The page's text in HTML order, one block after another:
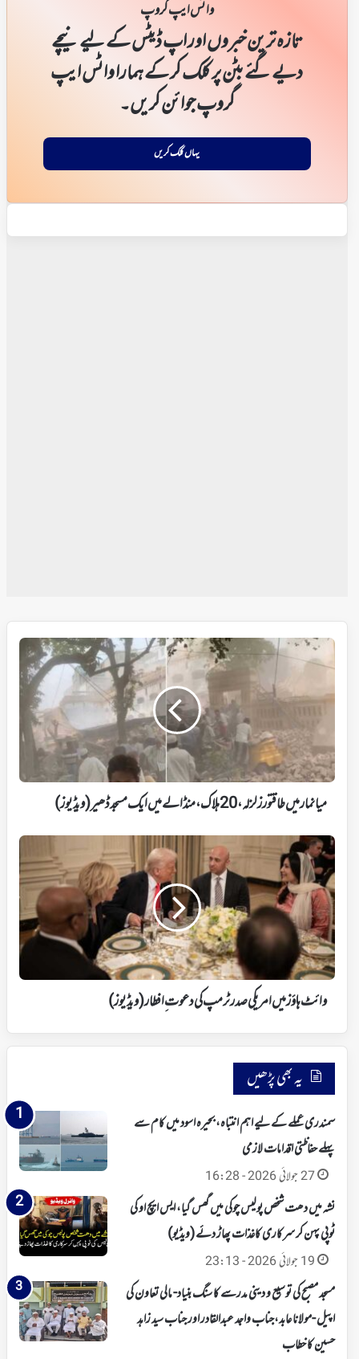
واٹس ایپ گروپ
تازہ ترین خبروں اور اپ ڈیٹس کے لیے نیچے
دیے گئے بٹن پر کلک کر کے ہمارا واٹس ایپ
گروپ جوائن کریں۔
یہاں کلک کریں
میانمار
میں
زلزلہ،
ہلاک،
منڈالے
میں
ایک
مسجد
ڈھیر
(ویڈیوز)
میانمار میں طاقتور زلزلہ، 20 ہلاک، منڈالے میں ایک مسجد ڈھیر (ویڈیوز)
وائٹ
ہاؤز
میں
امریکی
صدر
ٹرمپ
کی
دعوت
افطار
(ویڈیوز)
وائٹ ہاؤز میں امریکی صدر ٹرمپ کی دعوت ِ افطار (ویڈیوز)
یہ بھی پڑھیں
سمندری عملے کے لیے اہم انتباہ، بحیرہ اسود میں کام سے
پہلے حفاظتی اقدامات لازمی
27 جولائی 2026 - 16:28
نشہ میں دھت شخص پولیس چوکی میں گھس گیا، ایس ایچ او کی
ٹوپی پہن کر سرکاری کاغذات پھاڑ دئے (ویڈیو)
19 جولائی 2026 - 23:13
مسجد مصبح کی توسیع و دینی مدرسے کا سنگ بنیاد- مالی تعاون کی
اپیل -مولانا عابد،جناب واجد عبدالقادر اور جناب سید زاہد
حسین کا خطاب